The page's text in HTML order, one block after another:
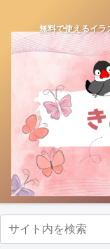
無料で使えるイラ